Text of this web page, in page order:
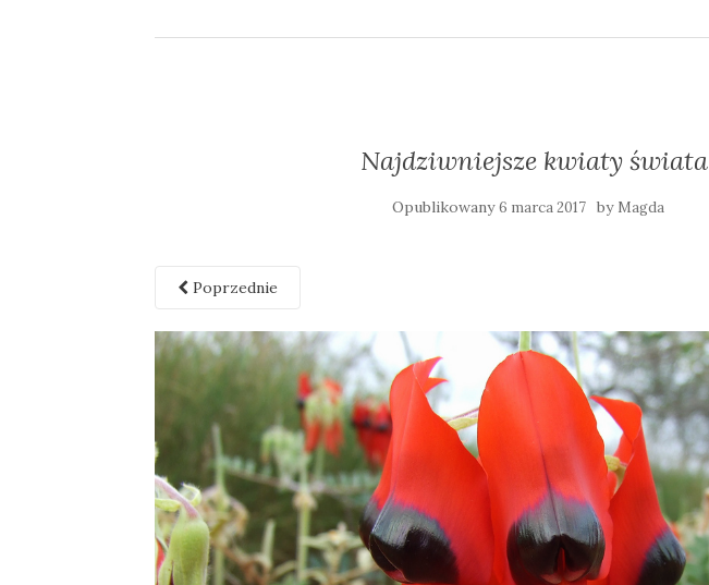
Najdziwniejsze kwiaty świata
Opublikowany6 marca 2017 by Magda
Poprzednie